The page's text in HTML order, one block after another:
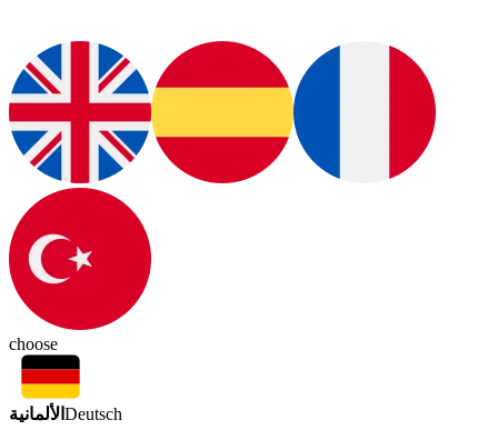
choose
الألمانية Deutsch